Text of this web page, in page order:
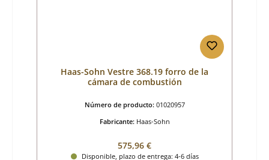
Haas-Sohn Vestre 368.19 forro de la
cámara de combustión
Número de producto: 01020957
Fabricante: Haas-Sohn
Precio normal:
575,96 €
Disponible, plazo de entrega: 4-6 días